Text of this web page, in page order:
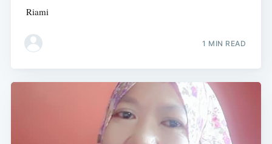
Riami
1 MIN READ